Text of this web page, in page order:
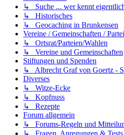
↳ Suche ... wer kennt
↳ Historisches
↳ Geocaching in Brunkensen
Vereine / Gemeinschaften /
↳ Ortsrat/Parteien/Wahlen
↳ Vereine und Gemeinschaften
Stiftungen und Spenden
↳ Albrecht Graf von Goertz -
Diverses
↳ Witze-Ecke
↳ Kopfnuss
↳ Rezepte
Forum allgemein
↳ Forums-Regeln und